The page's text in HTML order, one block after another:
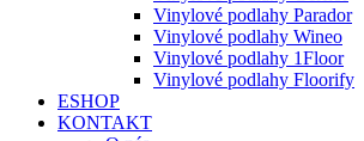
Vinylové podlahy Parador
Vinylové podlahy Wineo
Vinylové podlahy 1Floor
Vinylové podlahy Floorify
ESHOP
KONTAKT